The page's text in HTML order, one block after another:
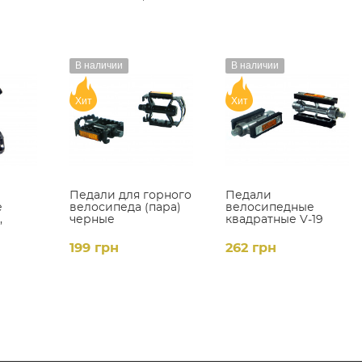
Педали для горного
велосипеда (пара)
черные
В наличии
Хит
199 грн
Педали
велосипедные
квадратные V-19
В наличии
Хит
262 грн